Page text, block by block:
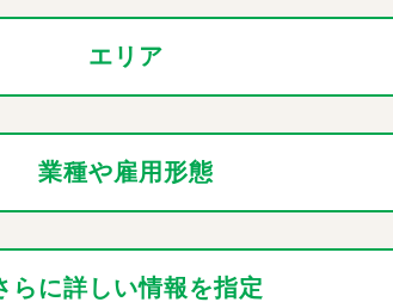
エリア
業種や雇用形態
らに詳しい情報を指定